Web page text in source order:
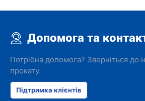
Допомога та
Потрібна допомога? Зверніться до
прокату.
Підтримка клієнтів